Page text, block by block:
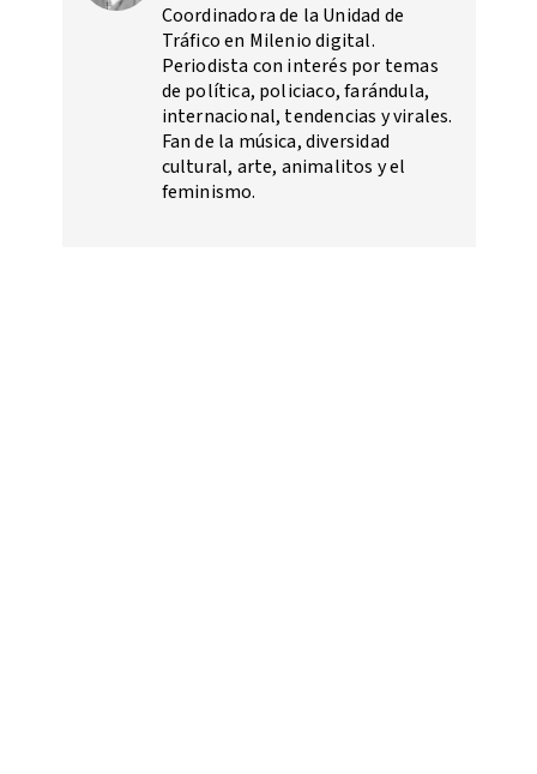
Coordinadora de la Unidad de
Tráfico en Milenio digital.
Periodista con interés por temas
de política, policiaco, farándula,
internacional, tendencias y virales.
Fan de la música, diversidad
cultural, arte, animalitos y el
feminismo.